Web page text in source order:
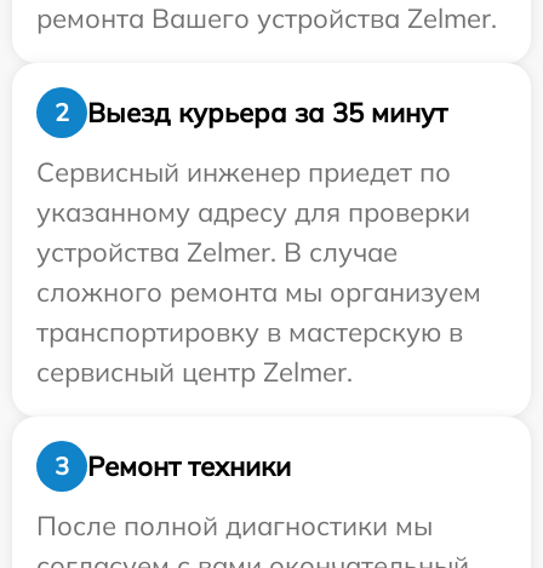
ремонта Вашего устройства Zelmer.
2
Выезд курьера за 35 минут
Сервисный инженер приедет по
указанному адресу для проверки
устройства Zelmer. В случае
сложного ремонта мы организуем
транспортировку в мастерскую в
сервисный центр Zelmer.
3
Ремонт техники
После полной диагностики мы